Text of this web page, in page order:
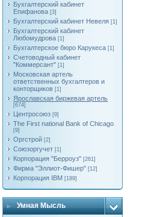
Бухгалтерский кабинет
Епифанова [3]
Бухгалтерский кабинет Невеля [1]
Бухгалтерский кабинет
Любомудрова [1]
Бухгалтерское бюро Карукеса [1]
Счетоводный кабинет
"Коммерсант" [1]
Московская артель
ответственных бухгалтеров и
конторщиков [1]
Яроcлавская биржевая артель
[674]
Центросоюз [9]
The First national Bank of Chicago
[9]
Оргстрой [2]
Союзоргучет [1]
Корпорация "Берроуз" [261]
Фирма "Эллиот-Фишер" [12]
Корпорация IBM [189]
Умная Мысль